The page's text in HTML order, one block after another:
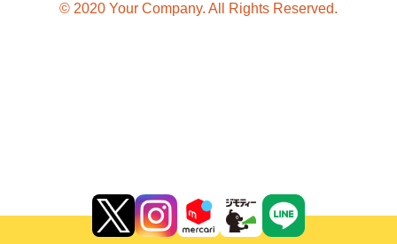
© 2020 Your Company. All Rights Reserved.